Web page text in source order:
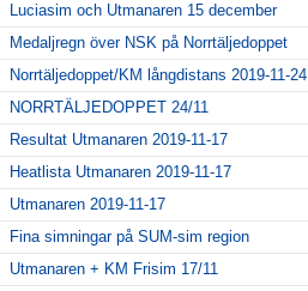
Luciasim och Utmanaren 15 december
Medaljregn över NSK på Norrtäljedoppet
Norrtäljedoppet/KM långdistans 2019-11-24
NORRTÄLJEDOPPET 24/11
Resultat Utmanaren 2019-11-17
Heatlista Utmanaren 2019-11-17
Utmanaren 2019-11-17
Fina simningar på SUM-sim region
Utmanaren + KM Frisim 17/11